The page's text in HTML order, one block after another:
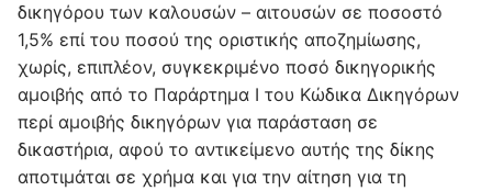
δικηγόρου των καλουσών – αιτουσών σε ποσοστό
1,5% επί του ποσού της οριστικής αποζημίωσης,
χωρίς, επιπλέον, συγκεκριμένο ποσό δικηγορικής
αμοιβής από το Παράρτημα Ι του Κώδικα Δικηγόρων
περί αμοιβής δικηγόρων για παράσταση σε
δικαστήρια, αφού το αντικείμενο αυτής της δίκης
αποτιμάται σε χρήμα και για την αίτηση για τη